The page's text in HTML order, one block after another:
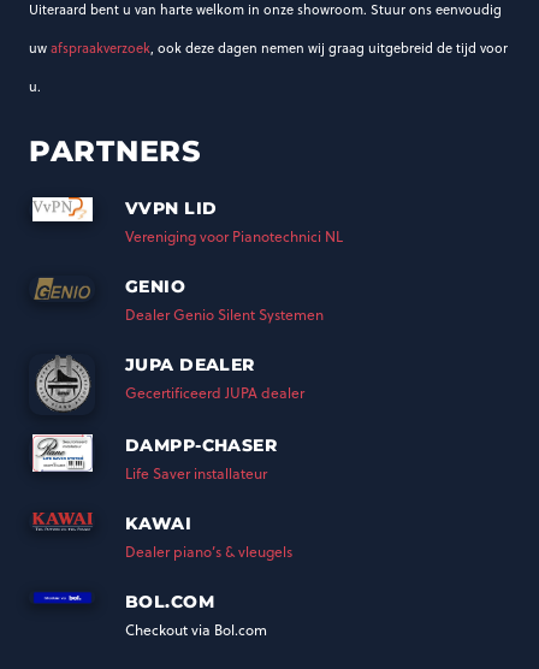
Uiteraard bent u van harte welkom in onze showroom. Stuur ons eenvoudig
uwafspraakverzoek, ook deze dagen nemen wij graag uitgebreid de tijd voor
u.
PARTNERS
VVPN LID
Vereniging voor Pianotechnici NL
GENIO
Dealer Genio Silent Systemen
JUPA DEALER
Gecertificeerd JUPA dealer
DAMPP-CHASER
Life Saver installateur
KAWAI
Dealer piano’s & vleugels
BOL.COM
Checkout via Bol.com